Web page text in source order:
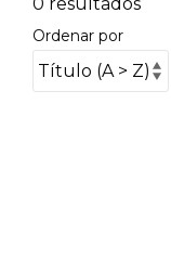
Ordenar por